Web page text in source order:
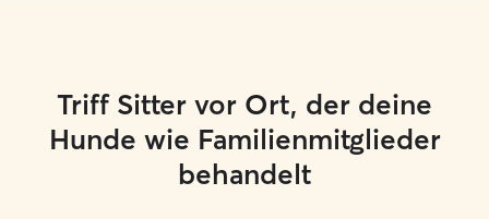
Triff Sitter vor Ort, der deine
Hunde wie Familienmitglieder
behandelt